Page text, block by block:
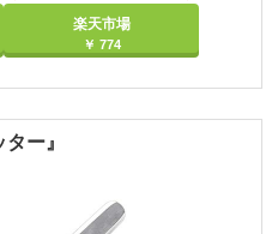
楽天市場
￥ 774
ー』